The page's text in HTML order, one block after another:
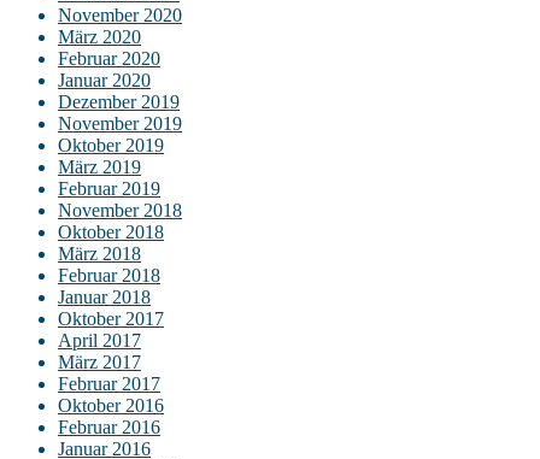
November 2020
März 2020
Februar 2020
Januar 2020
Dezember 2019
November 2019
Oktober 2019
März 2019
Februar 2019
November 2018
Oktober 2018
März 2018
Februar 2018
Januar 2018
Oktober 2017
April 2017
März 2017
Februar 2017
Oktober 2016
Februar 2016
Januar 2016